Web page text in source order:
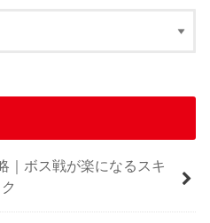
｜ボス戦が楽になるスキ